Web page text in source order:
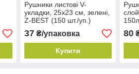
Рушники листові V-
укладки, 25х23 см, зелені,
Z-BEST (150 шт./уп.)
37₴/упаковка
Купити
80